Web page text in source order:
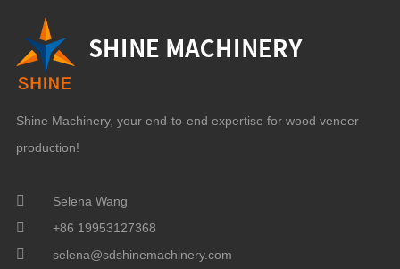
Shine Machinery, your end-to-end expertise for wood veneer
production!
Selena Wang
+86 19953127368
selena@sdshinemachinery.com